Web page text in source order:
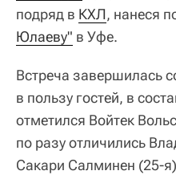
подряд в КХЛ, нанеся
Юлаеву" в Уфе.
Встреча завершилась
в пользу гостей, в
отметился Войтек
по разу отличились
Сакари Салминен (25-